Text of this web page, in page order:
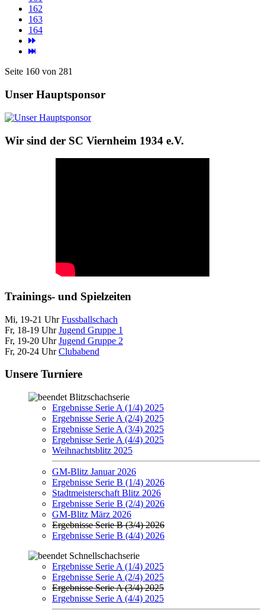
162
163
164
Seite 160 von 281
Unser Hauptsponsor
Wir sind der SC Viernheim 1934 e.V.
Trainings- und Spielzeiten
Mi, 19-21 UhrFussballschach
Fr, 18-19 UhrJugend Gruppe 1
Fr, 19-20 UhrJugend Gruppe 2
Fr, 20-24 UhrClubabend
Unsere Turniere
Blitzschachserie
Ergebnisse Serie A (1/4) 2025
Ergebnisse Serie A (2/4) 2025
Ergebnisse Serie A (3/4) 2025
Ergebnisse Serie A (4/4) 2025
Weihnachtsblitz 2025
GM-Blitz Januar 2026
Ergebnisse Serie B (1/4) 2026
Stadtmeisterschaft Blitz 2026
Ergebnisse Serie B (2/4) 2026
GM-Blitz März 2026
Ergebnisse Serie B (3/4) 2026
Ergebnisse Serie B (4/4) 2026
Schnellschachserie
Ergebnisse Serie A (1/4) 2025
Ergebnisse Serie A (2/4) 2025
Ergebnisse Serie A (3/4) 2025
Ergebnisse Serie A (4/4) 2025